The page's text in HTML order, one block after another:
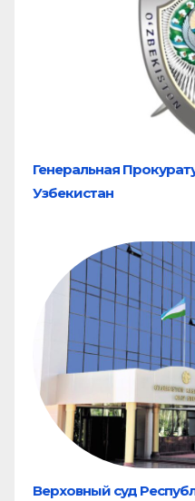
Генеральная
Узбекистан
Верховный суд